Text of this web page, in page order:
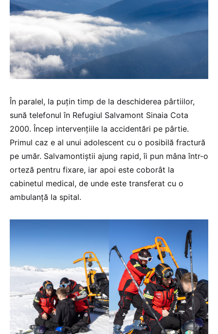
În paralel, la puțin timp de la deschiderea pârtiilor,
sună telefonul în Refugiul Salvamont Sinaia Cota
2000. Încep intervențiile la accidentări pe pârtie.
Primul caz e al unui adolescent cu o posibilă fractură
pe umăr. Salvamontiștii ajung rapid, îi pun mâna într-o
orteză pentru fixare, iar apoi este coborât la
cabinetul medical, de unde este transferat cu o
ambulanță la spital.